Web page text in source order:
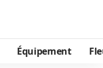
Équipement